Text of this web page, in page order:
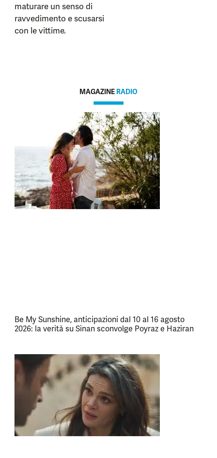
maturare un senso di
ravvedimento e scusarsi
con le vittime.
MAGAZINE RADIO
Be My Sunshine, anticipazioni dal 10 al 16 agosto
2026: la verità su Sinan sconvolge Poyraz e Haziran